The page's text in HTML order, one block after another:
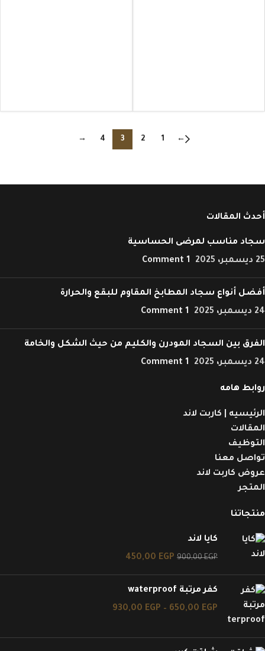
←
1
2
3
4
→
أحدث المقالات
سجاد مناسب لمرضى الحساسية
25 ديسمبر، 2025
1 Comment
أفضل أنواع سجاد المطابخ المقاوم للبقع والحرارة
24 ديسمبر، 2025
1 Comment
الفرق بين السجاد المودرن والكليم من حيث الشكل والخامة
24 ديسمبر، 2025
1 Comment
روابط هامه
الرئيسيه | كاربت لاند
المقالات
التوظيف
تواصل معنا
عروض كاربت لاند
المتجر
منتجاتنا
كايا لاند
900,00EGP
450,00 EGP
كفر مرتبة waterproof
650,00 EGP
–
930,00 EGP